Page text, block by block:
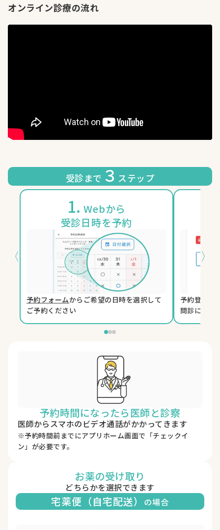
オンライン診療の流れ
受診まで３ステップ
〈
1. Webから
受診日時を予約
予約フォームからご希望の日時を選択して
ご予約ください
予約登録時
問診に回答
〉
予約時間になったら医師と診察
医師からスマホのビデオ通話がかかってきます
※予約時間前までにアプリホーム画面で「チェックイ
ン」が必要です。
お薬の受け取り
どちらかを選択できます
宅薬便（自宅配送） の場合